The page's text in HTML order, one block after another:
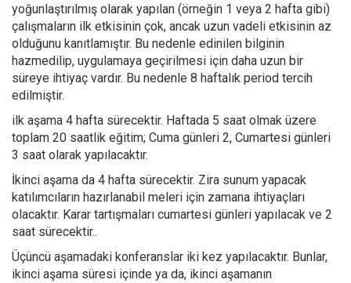
yoğunlaştırılmış olarak yapılan (örneğin 1 veya 2 hafta gibi)
çalışmaların ilk etkisinin çok, ancak uzun vadeli etkisinin az
olduğunu kanıtlamıştır. Bu nedenle edinilen bilginin
hazmedilip, uygulamaya geçirilmesi için daha uzun bir
süreye ihtiyaç vardır. Bu nedenle 8 haftalık period tercih
edilmiştir.
ilk aşama 4 hafta sürecektir. Haftada 5 saat olmak üzere
toplam 20 saatlik eğitim; Cuma günleri 2, Cumartesi günleri
3 saat olarak yapılacaktır.
İkinci aşama da 4 hafta sürecektir. Zira sunum yapacak
katılımcıların hazırlanabil meleri için zamana ihtiyaçları
olacaktır. Karar tartışmaları cumartesi günleri yapılacak ve 2
saat sürecektir..
Üçüncü aşamadaki konferanslar iki kez yapılacaktır. Bunlar,
ikinci aşama süresi içinde ya da, ikinci aşamanın